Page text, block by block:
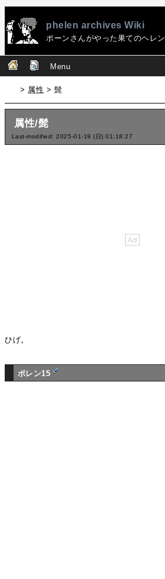
phelen archives Wiki
ポーンさんがやった果てのヘレン
Menu
> 属性 > 髭
属性/髭
Last-modified: 2025-01-19 (日) 01:18:27
ひげ。
ポレン15